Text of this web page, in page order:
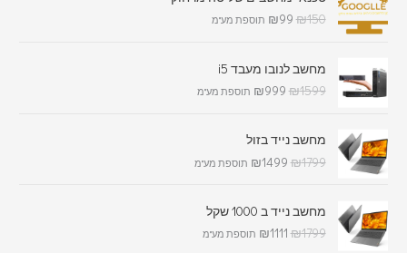
₪150
₪99 תוספת מע"מ
מחשב לנובו מעבד i5
₪1599
₪999 תוספת מע"מ
מחשב נייד בזול
₪1799
₪1499 תוספת מע"מ
מחשב נייד ב 1000 שקל
₪1799
₪1111 תוספת מע"מ